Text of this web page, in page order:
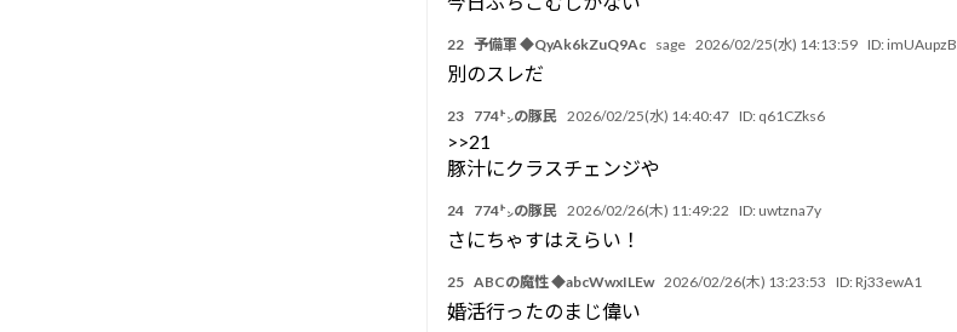
22 予備軍 ◆QyAk6kZuQ9Ac sage 2026/02/25(水) 14:13:59 ID: imUAupzB
別のスレだ
23 774㌧の豚民 2026/02/25(水) 14:40:47 ID: q61CZks6
>>21
豚汁にクラスチェンジや
24 774㌧の豚民 2026/02/26(木) 11:49:22 ID: uwtzna7y
さにちゃすはえらい！
25 ABCの魔性 ◆abcWwxILEw 2026/02/26(木) 13:23:53 ID: Rj33ewA1
婚活行ったのまじ偉い